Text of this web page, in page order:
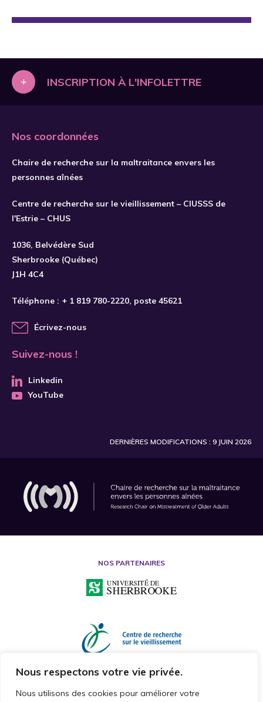
Nous respectons votre vie privée.
Nous utilisons des cookies pour améliorer votre
+ INSCRIPTION À L'INFOLETTRE
Nos coordonnées
Chaire de recherche sur la maltraitance envers les
personnes aînées
Centre de recherche sur le vieillissement – CIUSSS de
l'Estrie – CHUS
1036, Belvédère Sud
Sherbrooke (Québec)
J1H 4C4
Téléphone : + 1 819 780-2220, poste 45621
Écrivez-nous
Suivez-nous !
Linkedin
YouTube
DERNIÈRES MODIFICATIONS : 9 JUIN 2026
NOS PARTENAIRES